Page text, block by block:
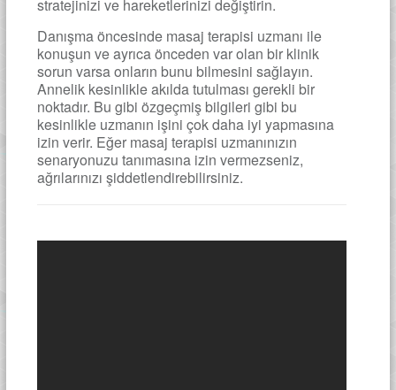
stratejinizi ve hareketlerinizi değiştirin.
Danışma öncesinde masaj terapisi uzmanı ile
konuşun ve ayrıca önceden var olan bir klinik
sorun varsa onların bunu bilmesini sağlayın.
Annelik kesinlikle akılda tutulması gerekli bir
noktadır. Bu gibi özgeçmiş bilgileri gibi bu
kesinlikle uzmanın işini çok daha iyi yapmasına
izin verir. Eğer masaj terapisi uzmanınızın
senaryonuzu tanımasına izin vermezseniz,
ağrılarınızı şiddetlendirebilirsiniz.